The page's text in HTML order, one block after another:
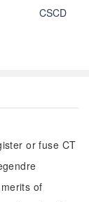
CSCD
or fuse CT
of